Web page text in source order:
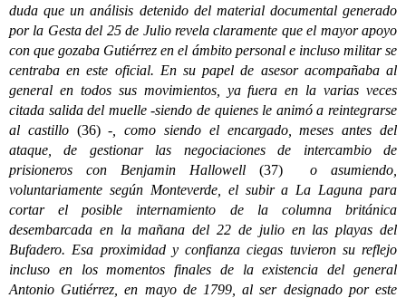
duda que un análisis detenido del material documental generado
por la Gesta del 25 de Julio revela claramente que el mayor apoyo
con que gozaba Gutiérrez en el ámbito personal e incluso militar se
centraba en este oficial. En su papel de asesor acompañaba al
general en todos sus movimientos, ya fuera en la varias veces
citada salida del muelle -siendo de quienes le animó a reintegrarse
al castillo (36)-, como siendo el encargado, meses antes del
ataque, de gestionar las negociaciones de intercambio de
prisioneros con Benjamin Hallowell (37)
o asumiendo,
voluntariamente según Monteverde, el subir a La Laguna para
cortar el posible internamiento de la columna británica
desembarcada en la mañana del 22 de julio en las playas del
Bufadero. Esa proximidad y confianza ciegas tuvieron su reflejo
incluso en los momentos finales de la existencia del general
Antonio Gutiérrez, en mayo de 1799, al ser designado por este